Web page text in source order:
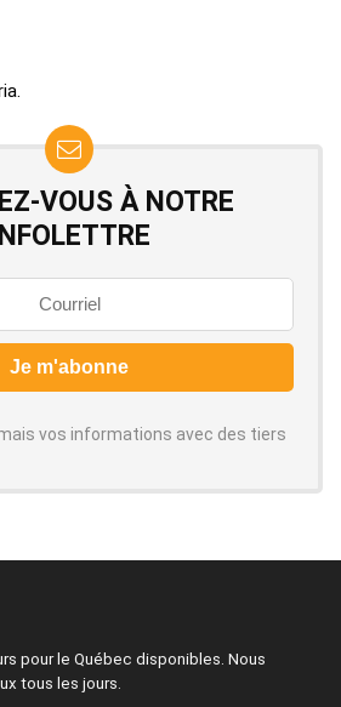
VOUS À NOTRE
vos informations avec des tiers
pour le Québec disponibles. Nous
tous les jours.